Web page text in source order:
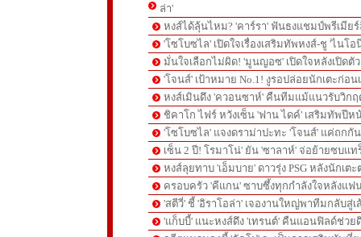
ล่า'
หงส์ได้ลุ้นไหม? 'คาร์รา' ฟันธงแชมป์พรีเมีย
'โซโบซไล' เปิดใจเรื่องเสริมทัพหงส์-ชู 'ไนโ
มั่นใจเลือกไม่ผิด! 'มูนญอซ' เปิดใจหลังเปิดตั
'โจนส์' เป้าหมาย No.1! งูรอปล่อยนักเตะก่อ
หงส์เมินดึง 'ควอนซาห์' คืนทีมแม้แนวรับวิก
ชิคาโก ไฟร์ หวังเซ็น 'ฟาน ไดค์' เสริมทัพปีห
'โซโบซไล' แจงดราม่าปะทะ 'โจนส์' แค่ถกกั
เซ็น 2 ปี! โรมาโน่' ยัน 'ซาลาห์' จ่อย้ายซบแ
หงส์ลุยทาบ 'เอ็มบาย' ดาวรุ่ง PSG หลังนักเต
ครอบครัว 'คีแกน' ซาบซึ้งทุกกำลังใจหลังแฟ
'สตีวี่' ชี้ 'อิราโอล่า' เจองานใหญ่พาทีมกลับสู่
'แก็บบี้' แนะหงส์ดึง 'เทรนต์' คืนแอนฟิลด์ช่วย